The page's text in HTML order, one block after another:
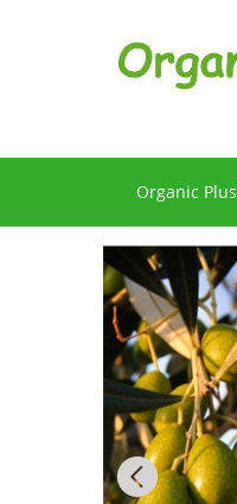
機
Organic Plus
Previous